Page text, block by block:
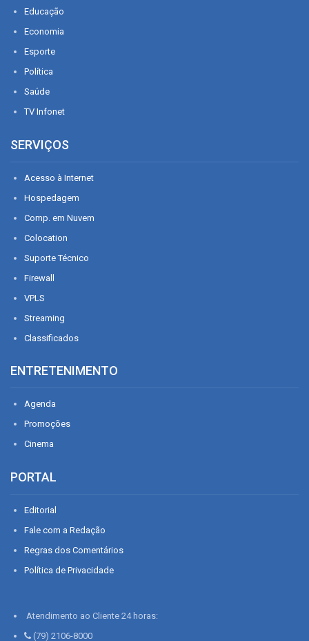
Educação
Economia
Esporte
Política
Saúde
TV Infonet
SERVIÇOS
Acesso à Internet
Hospedagem
Comp. em Nuvem
Colocation
Suporte Técnico
Firewall
VPLS
Streaming
Classificados
ENTRETENIMENTO
Agenda
Promoções
Cinema
PORTAL
Editorial
Fale com a Redação
Regras dos Comentários
Política de Privacidade
Atendimento ao Cliente 24 horas:
(79) 2106-8000